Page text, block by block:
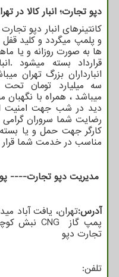
دپو تجارت؛ انبار کالا در
کانتینرهای انبار دپو
و پلمپ میگردد و کلید
ها به صورت روزانه و یا
قرارداد بسته میشود
انبارداران بزرگ تهران
سه میلیارد تومان
میباشد ، همراه با
دید در شب جهت امنیت
رضایت شما سروران گرامی
کارگر جهت حمل و یا
مناسب در خدمت شما قرار
مدیریت دپو تجارت----
آدرس:تهران، یافت آباد
پمپ گاز CNGنبش کوچه
تجارت دپو
تلفن: